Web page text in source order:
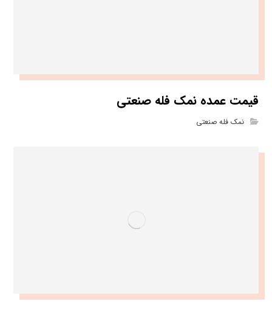
قیمت عمده نمک فله صنعتی
نمک فله صنعتی